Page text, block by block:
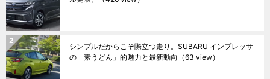
シンプルだからこそ際立つ走り。SUBARU インプレッサ
の「素うどん」的魅力と最新動向 （63 view）